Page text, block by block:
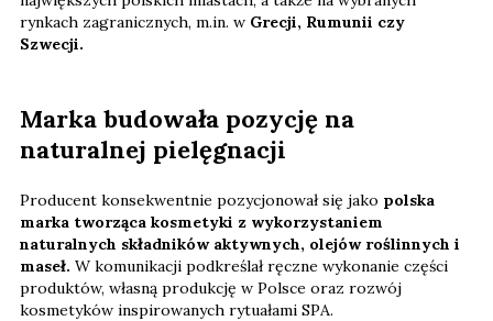
rynkach zagranicznych, m.in. w Grecji, Rumunii czy
Szwecji.
Marka budowała pozycję na
naturalnej pielęgnacji
Producent konsekwentnie pozycjonował się jako polska
marka tworząca kosmetyki z wykorzystaniem
naturalnych składników aktywnych, olejów roślinnych i
maseł. W komunikacji podkreślał ręczne wykonanie części
produktów, własną produkcję w Polsce oraz rozwój
kosmetyków inspirowanych rytuałami SPA.